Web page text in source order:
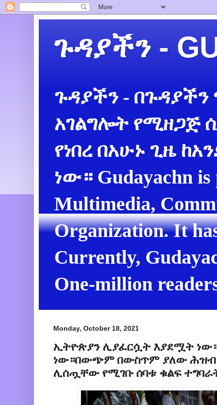
ጉዳያችን -
ጉዳያችን -
አገልግሎት የሚዘጋጅ
የነበረ በአሁኑ ጊዜ
ነው። Gudayachn is
Multimedia,
Organization. It
Currently,
One-million
Monday, October 18, 2021
ኢትዮጵያን ሊያፈርሷት እያደሟት
ነው።በውጭም በውስጥም ያለው ሕዝብ
ሊሰጧቸው የሚገቡ ሰባቱ ቁልፍ